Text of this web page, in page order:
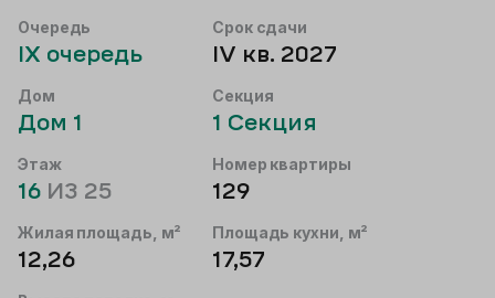
Очередь
IX очередь
Срок сдачи
IV кв. 2027
Дом
Дом 1
Секция
1 Секция
Этаж
16 ИЗ 25
Номер квартиры
129
Жилая площадь, м²
12,26
Площадь кухни, м²
17,57